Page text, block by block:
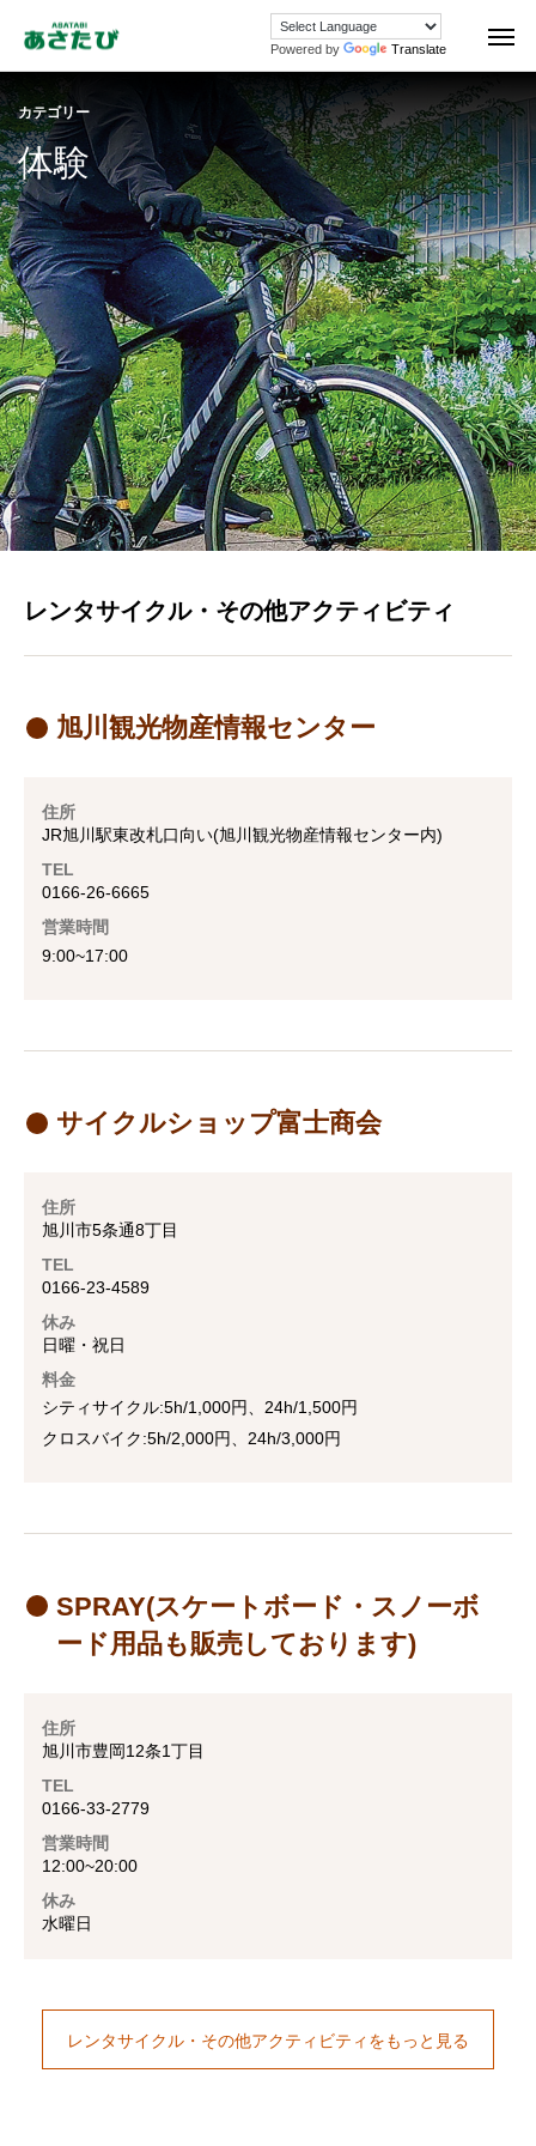
Powered by Translate
カテゴリー
体験
レンタサイクル・その他アクティビティ
旭川観光物産情報センター
住所
JR旭川駅東改札口向い(旭川観光物産情報センター内)
TEL
0166-26-6665
営業時間
9:00~17:00
サイクルショップ富士商会
住所
旭川市5条通8丁目
TEL
0166-23-4589
休み
日曜・祝日
料金
シティサイクル:5h/1,000円、24h/1,500円
クロスバイク:5h/2,000円、24h/3,000円
SPRAY(スケートボード・スノーボ
ード用品も販売しております)
住所
旭川市豊岡12条1丁目
TEL
0166-33-2779
営業時間
12:00~20:00
休み
水曜日
レンタサイクル・その他アクティビティをもっと見る